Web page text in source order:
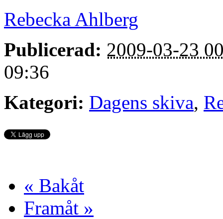
Rebecka Ahlberg
Publicerad: 2009-03-23
09:36
Kategori: Dagens skiva,
« Bakåt
Framåt »